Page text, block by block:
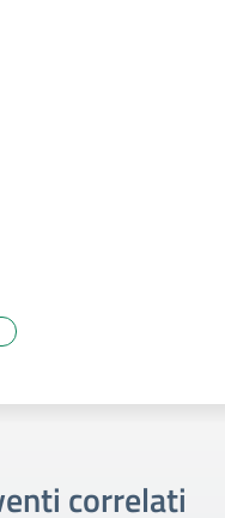
correlati